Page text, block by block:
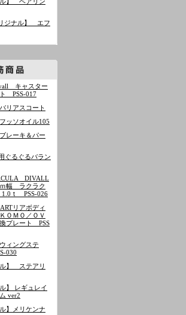
ル】 ベアリン
リジナル】 エフ
キャスター
PSS-017
リアスコート
ッソオイル105
レーキ＆パー
ぐるぐるバラン
DIVALL
幅 ラクラク
ｔ PSS-026
リアボディ
ＯＭＯ／ＯＶ
プレート PSS
ィングステ
030
ル】 ステアリ
】 レギュレイ
ver2
】メリケンナ